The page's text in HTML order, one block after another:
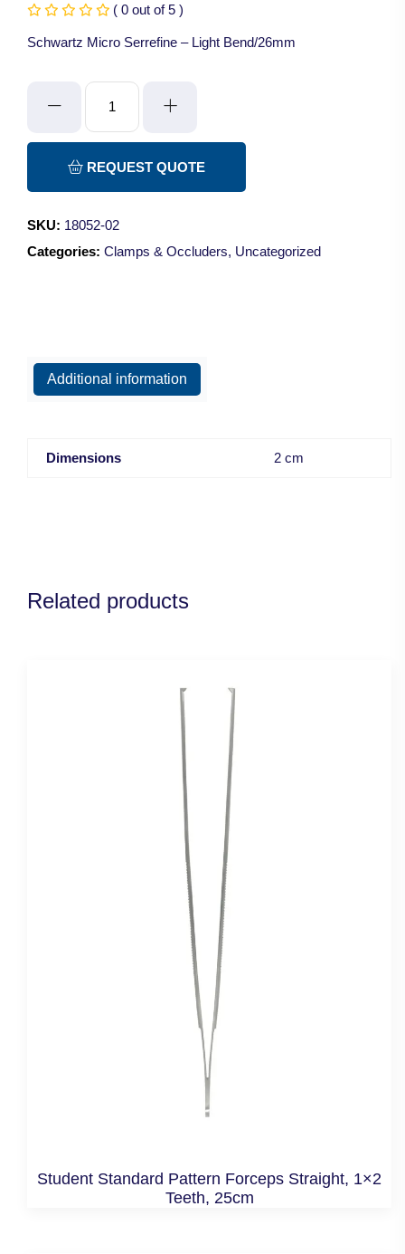
( 0 out of 5 )
Schwartz Micro Serrefine – Light Bend/26mm
Serrefine
Light
quantity
REQUEST QUOTE
SKU: 18052-02
Categories: Clamps & Occluders, Uncategorized
Additional information
Dimensions 2 cm
Related products
Student Standard Pattern Forceps Straight, 1×2
Teeth, 25cm